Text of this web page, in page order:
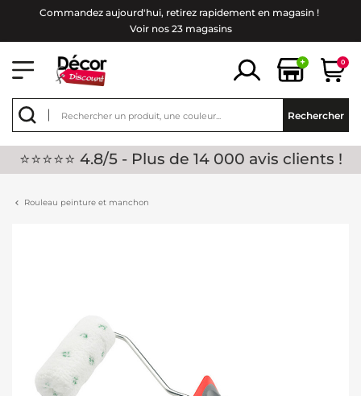
Commandez aujourd'hui, retirez rapidement en magasin !
Voir nos 23 magasins
+ 0
Rechercher
⭐⭐⭐⭐⭐ 4.8/5 - Plus de 14 000 avis clients !
Rouleau peinture et manchon